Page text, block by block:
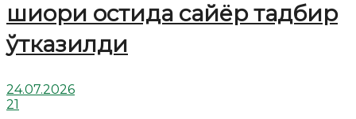
шиори остида сайёр тадбир
ўтказилди
24.07.2026
21